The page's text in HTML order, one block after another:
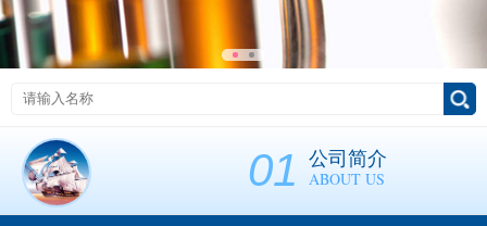
01 公司简介
ABOUT US